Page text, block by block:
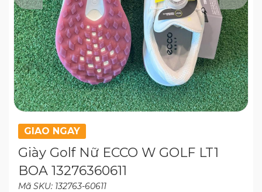
GIAO NGAY
Giày Golf Nữ ECCO W GOLF LT1
BOA 13276360611
Mã SKU: 132763-60611